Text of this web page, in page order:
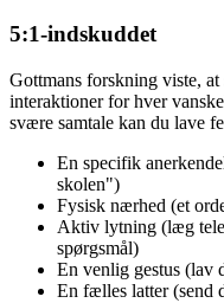
5:1-indskuddet
Gottmans forskning viste,
interaktioner for hver
svære samtale kan du lave
En specifik
skolen")
Fysisk nærhed (et
Aktiv lytning (læg
spørgsmål)
En venlig gestus (lav
En fælles latter (send